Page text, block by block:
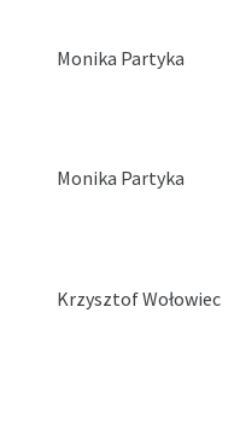
Monika Partyka
Monika Partyka
Krzysztof Wołowiec